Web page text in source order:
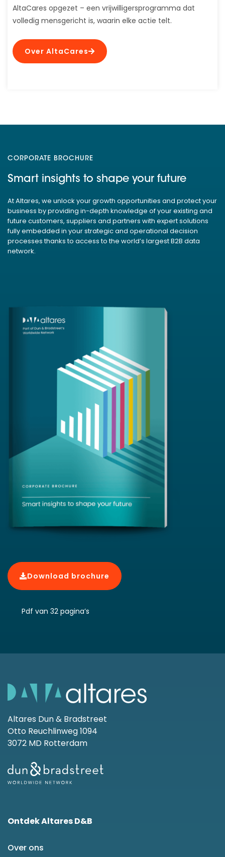
AltaCares opgezet – een vrijwilligersprogramma dat
volledig mensgericht is, waarin elke actie telt.
Over AltaCares
CORPORATE BROCHURE
Smart insights to shape your future
At Altares, we unlock your growth opportunities and protect your
business by providing in-depth knowledge of your existing and
future customers, suppliers and partners with expert solutions
fully embedded in your strategic and operational decision
processes thanks to access to the world’s largest B2B data
network.
Download brochure
Pdf van 32 pagina’s
Altares Dun & Bradstreet
Otto Reuchlinweg 1094
3072 MD Rotterdam
Ontdek Altares D&B
Over ons